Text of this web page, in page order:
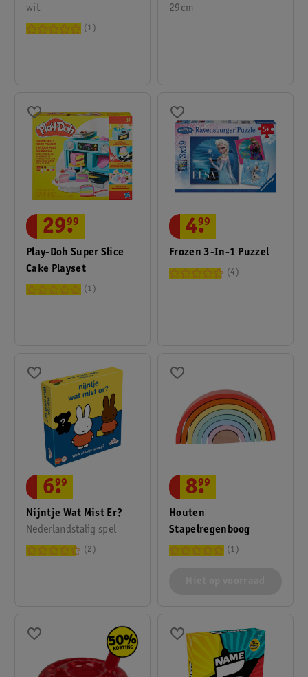
wit
1
29cm
Play-Doh Super Slice
Cake Playset
29.
99
1
Frozen 3-In-1 Puzzel
4.
99
4
Nijntje Wat Mist Er?
Nederlandstalig spel
6.
99
2
Houten
Stapelregenboog
8.
99
1